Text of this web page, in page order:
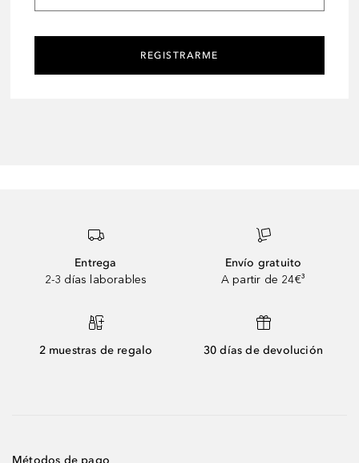
REGISTRARME
Entrega
2-3 días laborables
Envío gratuito
A partir de 24€³
2 muestras de regalo 30 días de devolución
Métodos de pago